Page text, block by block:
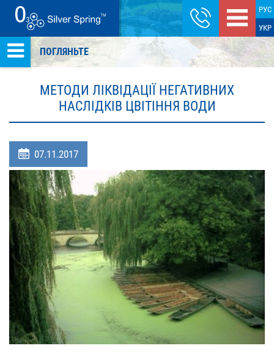
РУС
УКР
ПОГЛЯНЬТЕ
МЕТОДИ ЛІКВІДАЦІЇ НЕГАТИВНИХ
НАСЛІДКІВ ЦВІТІННЯ ВОДИ
07.11.2017